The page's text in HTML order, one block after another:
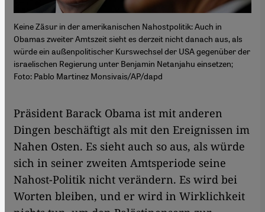
Keine Zäsur in der amerikanischen Nahostpolitik: Auch in
Obamas zweiter Amtszeit sieht es derzeit nicht danach aus, als
würde ein außenpolitischer Kurswechsel der USA gegenüber der
israelischen Regierung unter Benjamin Netanjahu einsetzen;
Foto: Pablo Martinez Monsivais/AP/dapd
​​Präsident Barack Obama ist mit anderen
Dingen beschäftigt als mit den Ereignissen im
Nahen Osten. Es sieht auch so aus, als würde
sich in seiner zweiten Amtsperiode seine
Nahost-Politik nicht verändern. Es wird bei
Worten bleiben, und er wird in Wirklichkeit